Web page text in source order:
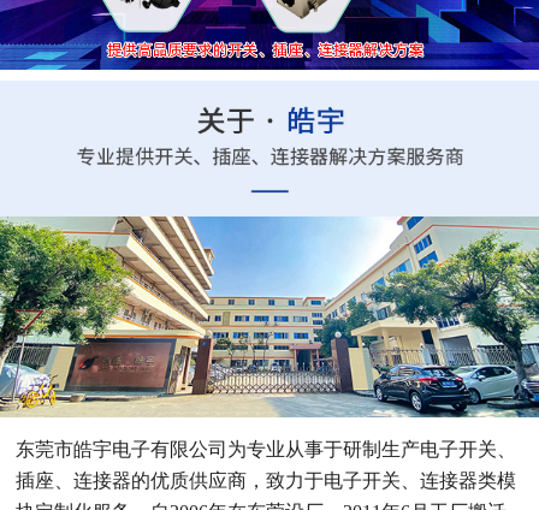
东莞市皓宇电子有限公司为专业从事于研制生产电子开关、
插座、连接器的优质供应商，致力于电子开关、连接器类模